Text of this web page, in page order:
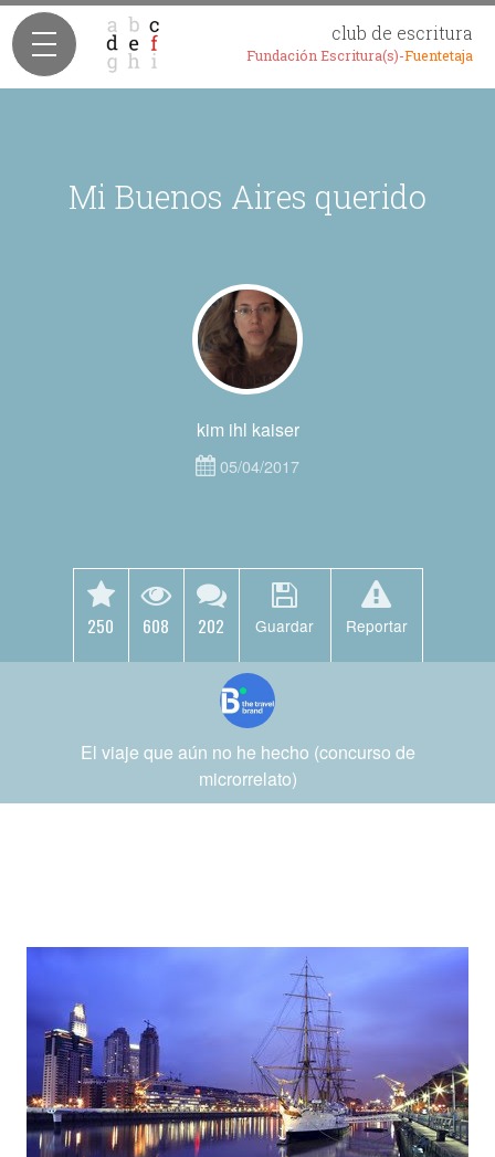
club de escritura
Fundación Escritura(s)-Fuentetaja
Mi Buenos Aires querido
kim ihl kaiser
05/04/2017
250 608 202 Guardar Reportar
El viaje que aún no he hecho (concurso de
microrrelato)